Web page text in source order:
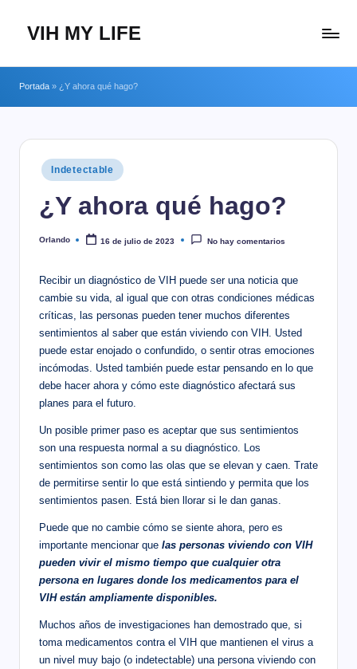
Saltar
contenido
VIH MY LIFE
Portada » ¿Y ahora qué hago?
Publicado
en
Indetectable
¿Y ahora qué hago?
Publicado
Orlando 16 de julio de 2023 No hay comentarios
Recibir un diagnóstico de VIH puede ser una noticia que
cambie su vida, al igual que con otras condiciones médicas
críticas, las personas pueden tener muchos diferentes
sentimientos al saber que están viviendo con VIH. Usted
puede estar enojado o confundido, o sentir otras emociones
incómodas. Usted también puede estar pensando en lo que
debe hacer ahora y cómo este diagnóstico afectará sus
planes para el futuro.
Un posible primer paso es aceptar que sus sentimientos
son una respuesta normal a su diagnóstico. Los
sentimientos son como las olas que se elevan y caen. Trate
de permitirse sentir lo que está sintiendo y permita que los
sentimientos pasen. Está bien llorar si le dan ganas.
Puede que no cambie cómo se siente ahora, pero es
importante mencionar que las personas viviendo con VIH
pueden vivir el mismo tiempo que cualquier otra
persona en lugares donde los medicamentos para el
VIH están ampliamente disponibles.
Muchos años de investigaciones han demostrado que, si
toma medicamentos contra el VIH que mantienen el virus a
un nivel muy bajo (o indetectable) una persona viviendo con